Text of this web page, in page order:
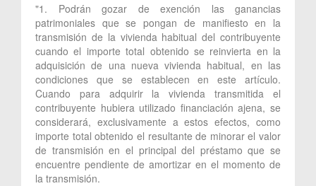
"1. Podrán gozar de exención las ganancias
patrimoniales que se pongan de manifiesto en la
transmisión de la vivienda habitual del contribuyente
cuando el importe total obtenido se reinvierta en la
adquisición de una nueva vivienda habitual, en las
condiciones que se establecen en este artículo.
Cuando para adquirir la vivienda transmitida el
contribuyente hubiera utilizado financiación ajena, se
considerará, exclusivamente a estos efectos, como
importe total obtenido el resultante de minorar el valor
de transmisión en el principal del préstamo que se
encuentre pendiente de amortizar en el momento de
la transmisión.